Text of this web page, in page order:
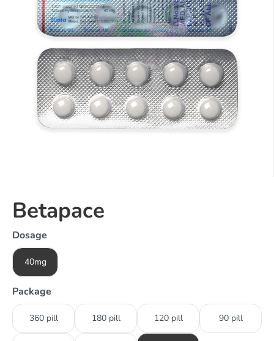
Betapace
Dosage
40mg
Package
360 pill 180 pill 120 pill 90 pill